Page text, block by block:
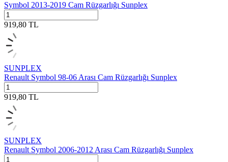
Symbol 2013-2019 Cam Rüzgarlığı Sunplex
919,80 TL
SUNPLEX
Renault Symbol 98-06 Arası Cam Rüzgarlığı Sunplex
919,80 TL
SUNPLEX
Renault Symbol 2006-2012 Arası Cam Rüzgarlığı Sunplex